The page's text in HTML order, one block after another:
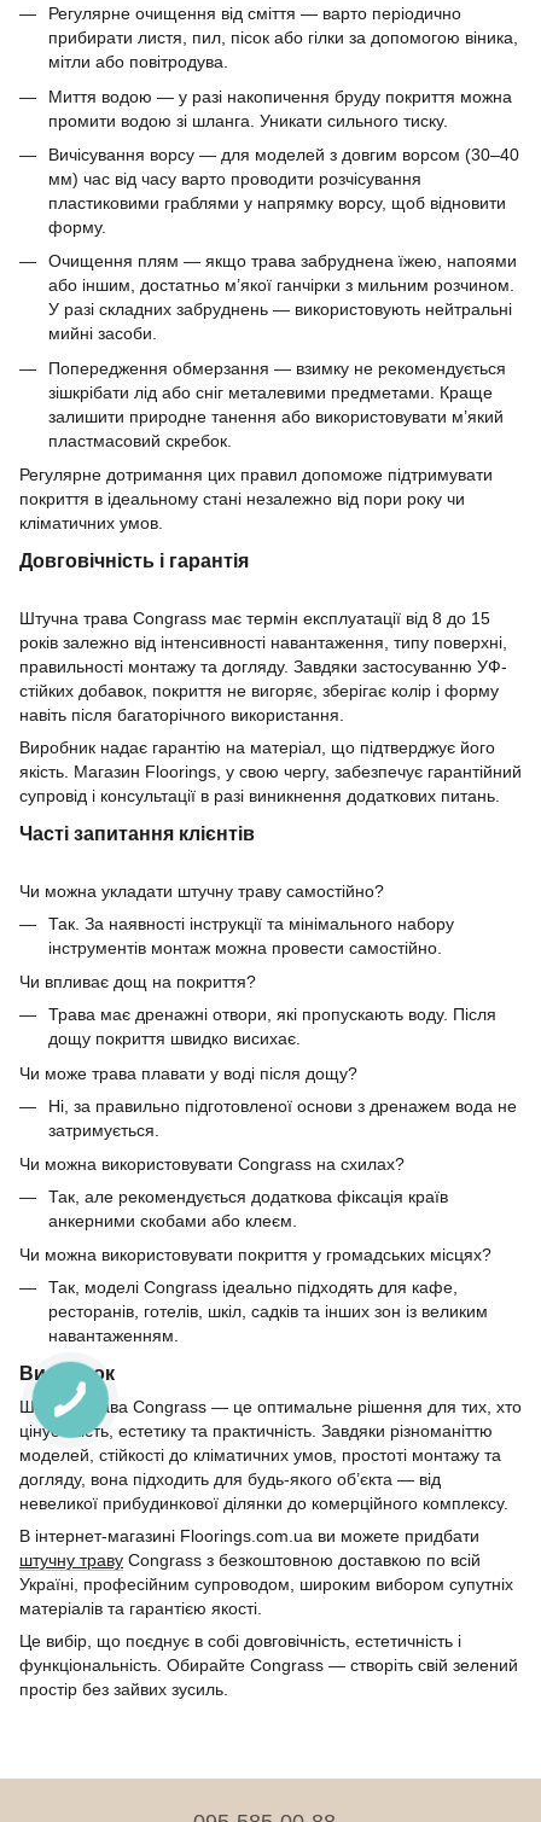
Регулярне очищення від сміття — варто періодично
прибирати листя, пил, пісок або гілки за допомогою віника,
мітли або повітродува.
Миття водою — у разі накопичення бруду покриття можна
промити водою зі шланга. Уникати сильного тиску.
Вичісування ворсу — для моделей з довгим ворсом (30–40
мм) час від часу варто проводити розчісування
пластиковими граблями у напрямку ворсу, щоб відновити
форму.
Очищення плям — якщо трава забруднена їжею, напоями
або іншим, достатньо м’якої ганчірки з мильним розчином.
У разі складних забруднень — використовують нейтральні
мийні засоби.
Попередження обмерзання — взимку не рекомендується
зішкрібати лід або сніг металевими предметами. Краще
залишити природне танення або використовувати м’який
пластмасовий скребок.
Регулярне дотримання цих правил допоможе підтримувати
покриття в ідеальному стані незалежно від пори року чи
кліматичних умов.
Довговічність і гарантія
Штучна трава Congrass має термін експлуатації від 8 до 15
років залежно від інтенсивності навантаження, типу поверхні,
правильності монтажу та догляду. Завдяки застосуванню УФ-
стійких добавок, покриття не вигоряє, зберігає колір і форму
навіть після багаторічного використання.
Виробник надає гарантію на матеріал, що підтверджує його
якість. Магазин Floorings, у свою чергу, забезпечує гарантійний
супровід і консультації в разі виникнення додаткових питань.
Часті запитання клієнтів
Чи можна укладати штучну траву самостійно?
Так. За наявності інструкції та мінімального набору
інструментів монтаж можна провести самостійно.
Чи впливає дощ на покриття?
Трава має дренажні отвори, які пропускають воду. Після
дощу покриття швидко висихає.
Чи може трава плавати у воді після дощу?
Ні, за правильно підготовленої основи з дренажем вода не
затримується.
Чи можна використовувати Congrass на схилах?
Так, але рекомендується додаткова фіксація країв
анкерними скобами або клеєм.
Чи можна використовувати покриття у громадських місцях?
Так, моделі Congrass ідеально підходять для кафе,
ресторанів, готелів, шкіл, садків та інших зон із великим
навантаженням.
Висновок
Штучна трава Congrass — це оптимальне рішення для тих, хто
цінує якість, естетику та практичність. Завдяки різноманіттю
моделей, стійкості до кліматичних умов, простоті монтажу та
догляду, вона підходить для будь-якого об’єкта — від
невеликої прибудинкової ділянки до комерційного комплексу.
В інтернет-магазині Floorings.com.ua ви можете придбати
штучну траву Congrass з безкоштовною доставкою по всій
Україні, професійним супроводом, широким вибором супутніх
матеріалів та гарантією якості.
Це вибір, що поєднує в собі довговічність, естетичність і
функціональність. Обирайте Congrass — створіть свій зелений
простір без зайвих зусиль.